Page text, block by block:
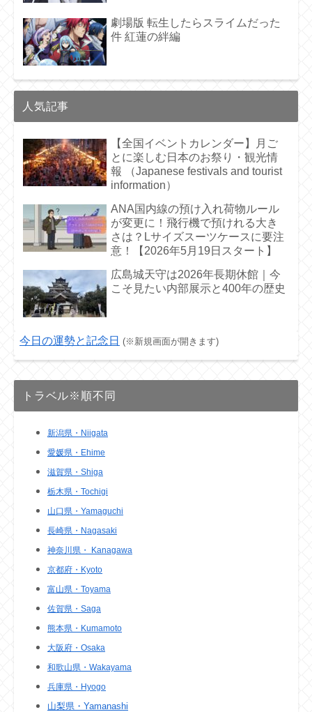
劇場版 転生したらスライムだった
件 紅蓮の絆編
人気記事
【全国イベントカレンダー】月ご
とに楽しむ日本のお祭り・観光情
報 （Japanese festivals and tourist
information）
ANA国内線の預け入れ荷物ルール
が変更に！飛行機で預けれる大き
さは？Lサイズスーツケースに要注
意！【2026年5月19日スタート】
広島城天守は2026年長期休館｜今
こそ見たい内部展示と400年の歴史
今日の運勢と記念日 (※新規画面が開きます)
トラベル※順不同
新潟県・Niigata
愛媛県・Ehime
滋賀県・Shiga
栃木県・Tochigi
山口県・Yamaguchi
長崎県・Nagasaki
神奈川県・ Kanagawa
京都府・Kyoto
富山県・Toyama
佐賀県・Saga
熊本県・Kumamoto
大阪府・Osaka
和歌山県・Wakayama
兵庫県・Hyogo
山梨県・Yamanashi